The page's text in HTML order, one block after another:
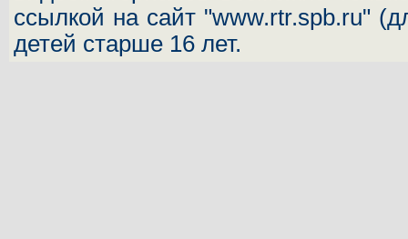
ссылкой на сайт "www.rtr.spb.ru"
детей старше 16 лет.